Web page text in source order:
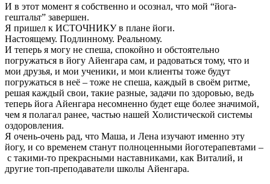
И в этот момент я собственно и осознал, что мой “йога-
гештальт” завершен.
Я пришел к ИСТОЧНИКУ в плане йоги.
Настоящему. Подлинному. Реальному.
И теперь я могу не спеша, спокойно и обстоятельно
погружаться в йогу Айенгара сам, и радоваться тому, что и
мои друзья, и мои ученики, и мои клиенты тоже будут
погружаться в неё – тоже не спеша, каждый в своём ритме,
решая каждый свои, такие разные, задачи по здоровью, ведь
теперь йога Айенгара несомненно будет еще более значимой,
чем я полагал ранее, частью нашей Холистической системы
оздоровления.
Я очень-очень рад, что Маша, и Лена изучают именно эту
йогу, и со временем станут полноценными йоготерапевтами –
с такими-то прекрасными наставниками, как Виталий, и
другие топ-преподаватели школы Айенгара.